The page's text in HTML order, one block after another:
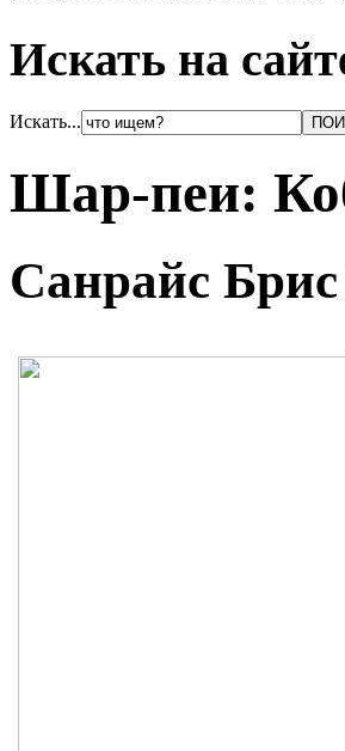
Искать на
Искать...
Шар-пеи:
Санрайс